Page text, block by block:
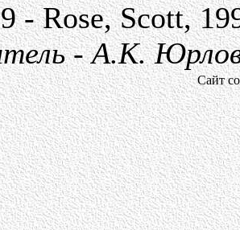
- Rose, Scott,
- А.К.
Сайт